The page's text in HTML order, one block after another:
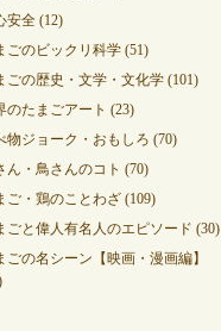
安全 (12)
ごのビックリ科学 (51)
ごの歴史・文学・文化学 (101)
のたまごアート (23)
物ジョーク・おもしろ (70)
ん・鳥さんのコト (70)
ご・鶏のことわざ (109)
ごと偉人有名人のエピソード (30)
ごの名シーン【映画・漫画編】